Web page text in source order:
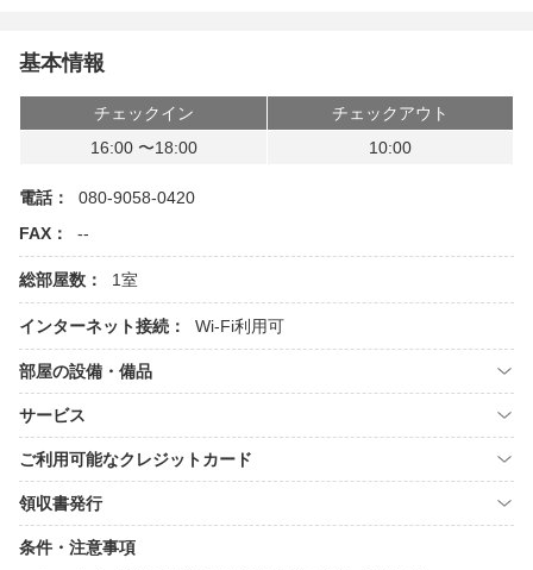
基本情報
チェックイン
チェックアウト
16:00 〜18:00
10:00
電話：
080-9058-0420
FAX：
--
総部屋数： 1室
インターネット接続： Wi-Fi利用可
部屋の設備・備品
サービス
ご利用可能なクレジットカード
領収書発行
条件・注意事項